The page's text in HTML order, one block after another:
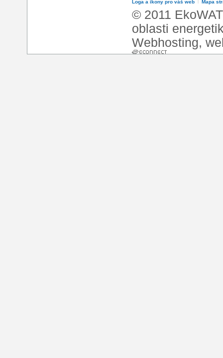
Loga a ikony pro váš web Mapa
© 2011
oblasti
Webhosting,